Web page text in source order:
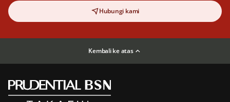
Hubungi kami
Kembali ke atas